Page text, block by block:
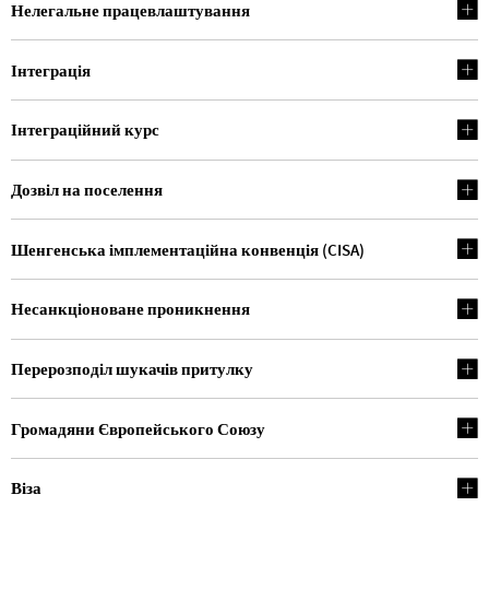
Нелегальне працевлаштування
Інтеграція
Інтеграційний курс
Дозвіл на поселення
Шенгенська імплементаційна конвенція (CISA)
Несанкціоноване проникнення
Перерозподіл шукачів притулку
Громадяни Європейського Союзу
Віза